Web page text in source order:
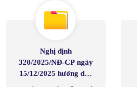
Nghị định
320/2025/NĐ-CP ngày
15/12/2025 hướng dẫn
Luật Thuế thu nhập